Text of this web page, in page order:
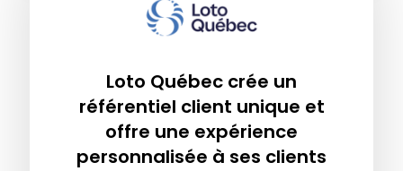
Loto Québec crée un
référentiel client unique et
offre une expérience
personnalisée à ses clients